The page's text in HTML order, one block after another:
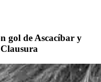
gol de Ascacíbar y